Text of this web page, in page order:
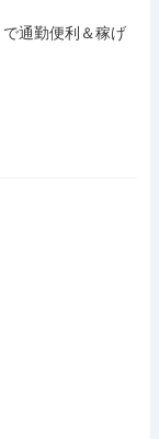
通勤便利＆稼げ